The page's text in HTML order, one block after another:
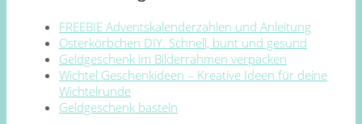
FREEBIE Adventskalenderzahlen und Anleitung
Osterkörbchen DIY. Schnell, bunt und gesund
Geldgeschenk im Bilderrahmen verpacken
Wichtel Geschenkideen – Kreative Ideen für deine
Wichtelrunde
Geldgeschenk basteln